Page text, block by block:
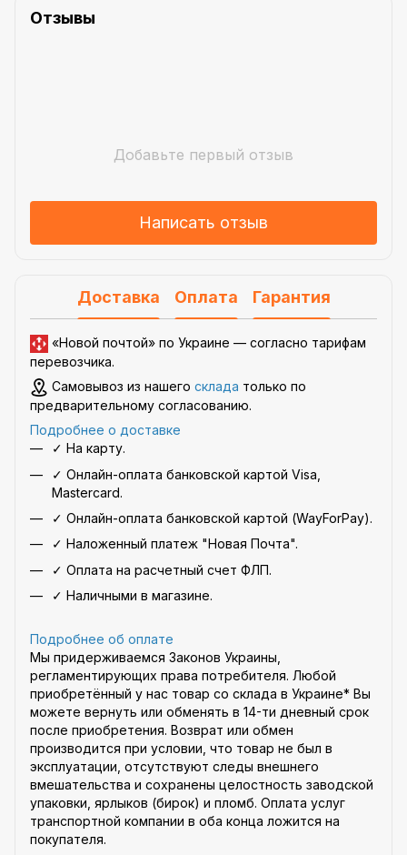
Отзывы
Добавьте первый отзыв
Написать отзыв
Доставка Оплата Гарантия
«Новой почтой» по Украине — согласно тарифам
перевозчика.
Самовывоз из нашего склада только по
предварительному согласованию.
Подробнее о доставке
✓ На карту.
✓ Онлайн-оплата банковской картой Visa,
Mastercard.
✓ Онлайн-оплата банковской картой (WayForPay).
✓ Наложенный платеж "Новая Почта".
✓ Оплата на расчетный счет ФЛП.
✓ Наличными в магазине.
Подробнее об оплате
Мы придерживаемся Законов Украины,
регламентирующих права потребителя. Любой
приобретённый у нас товар со склада в Украине* Вы
можете вернуть или обменять в 14-ти дневный срок
после приобретения. Возврат или обмен
производится при условии, что товар не был в
эксплуатации, отсутствуют следы внешнего
вмешательства и сохранены целостность заводской
упаковки, ярлыков (бирок) и пломб. Оплата услуг
транспортной компании в оба конца ложится на
покупателя.